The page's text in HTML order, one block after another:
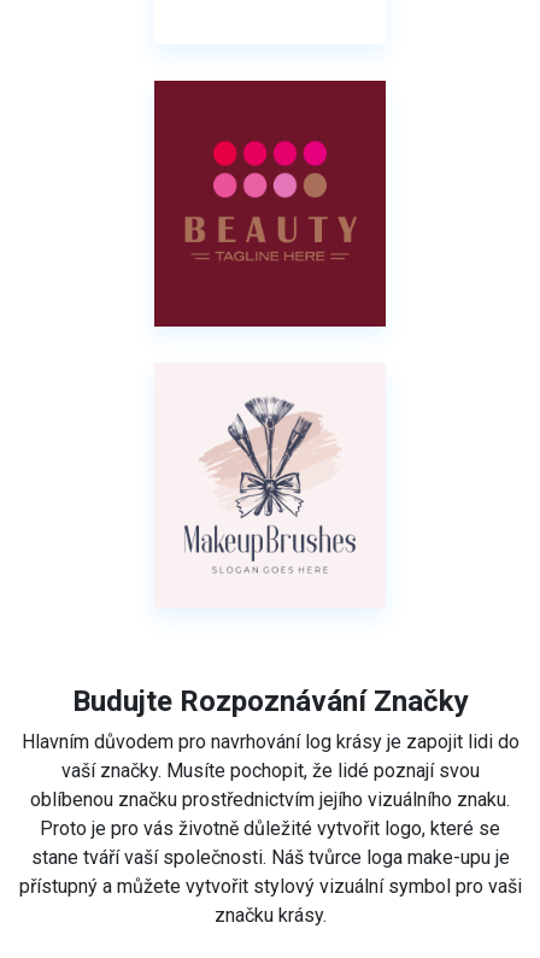
Budujte Rozpoznávání Značky
Hlavním důvodem pro navrhování log krásy je zapojit lidi do
vaší značky. Musíte pochopit, že lidé poznají svou
oblíbenou značku prostřednictvím jejího vizuálního znaku.
Proto je pro vás životně důležité vytvořit logo, které se
stane tváří vaší společnosti. Náš tvůrce loga make-upu je
přístupný a můžete vytvořit stylový vizuální symbol pro vaši
značku krásy.